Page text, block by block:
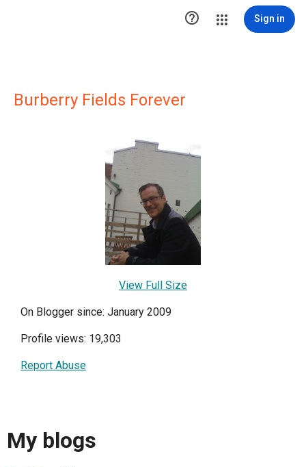
 Sign in
Burberry Fields Forever
View Full Size
On Blogger since: January 2009
Profile views: 19,303
Report Abuse
My blogs